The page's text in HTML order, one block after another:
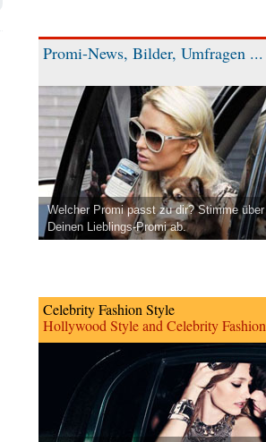
Promi-News, Bilder, Umfragen ...
Welcher Promi passt zu dir? Stimme über
Deinen Lieblings-Promi ab.
Celebrity Fashion Style
Hollywood Style and Celebrity Fashion